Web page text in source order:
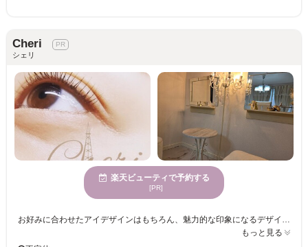
Cheri
シェリ
楽天ビューティで予約する
[PR]
お好みに合わせたアイデザインはもちろん、魅力的な印象になるデザインもご提案！ 『パリジェンヌラッシュリフト』専門店☆ 持続性◎根元からしっかり立ち上げます♪魅力的なまつげに☆ お顔の骨格や好みに合わせてベストな形にオーダーメイドで眉をデザイン☆彡 ＜似合わせ眉に＞毛量や左右のバランスを綺麗に整えませんか？ 気分に合わせて目元の印象をチェンジしませんか？お気軽にご来店くださいませ。
もっと見る